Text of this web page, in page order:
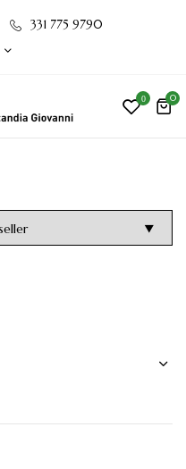
331 775 9790
0 0